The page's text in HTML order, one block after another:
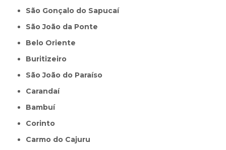
São Gonçalo do Sapucaí
São João da Ponte
Belo Oriente
Buritizeiro
São João do Paraíso
Carandaí
Bambuí
Corinto
Carmo do Cajuru